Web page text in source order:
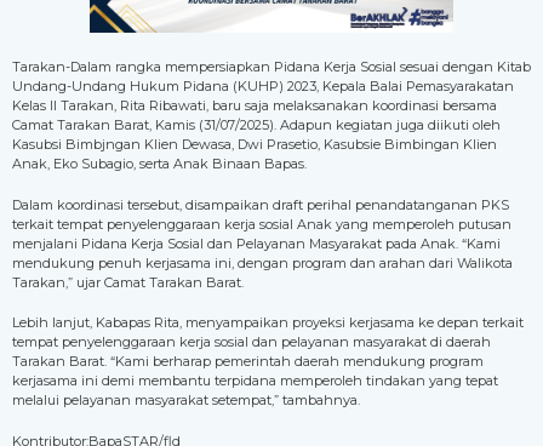
Tarakan-Dalam rangka mempersiapkan Pidana Kerja Sosial sesuai dengan Kitab
Undang-Undang Hukum Pidana (KUHP) 2023, Kepala Balai Pemasyarakatan
Kelas II Tarakan, Rita Ribawati, baru saja melaksanakan koordinasi bersama
Camat Tarakan Barat, Kamis (31/07/2025). Adapun kegiatan juga diikuti oleh
Kasubsi Bimbjngan Klien Dewasa, Dwi Prasetio, Kasubsie Bimbingan Klien
Anak, Eko Subagio, serta Anak Binaan Bapas.
Dalam koordinasi tersebut, disampaikan draft perihal penandatanganan PKS
terkait tempat penyelenggaraan kerja sosial Anak yang memperoleh putusan
menjalani Pidana Kerja Sosial dan Pelayanan Masyarakat pada Anak. “Kami
mendukung penuh kerjasama ini, dengan program dan arahan dari Walikota
Tarakan,” ujar Camat Tarakan Barat.
Lebih lanjut, Kabapas Rita, menyampaikan proyeksi kerjasama ke depan terkait
tempat penyelenggaraan kerja sosial dan pelayanan masyarakat di daerah
Tarakan Barat. “Kami berharap pemerintah daerah mendukung program
kerjasama ini demi membantu terpidana memperoleh tindakan yang tepat
melalui pelayanan masyarakat setempat,” tambahnya.
Kontributor:BapaSTAR/fld